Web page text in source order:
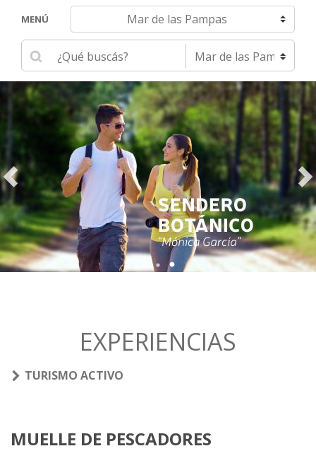
MENÚ Navegar hacia otra localidad
Ingrese su búsqueda Seleccione una localidad
EXPERIENCIAS
TURISMO ACTIVO
MUELLE DE PESCADORES